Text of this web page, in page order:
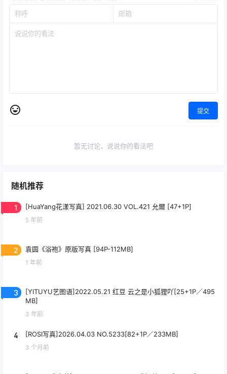
提交
暂无讨论，说说你的看法吧
随机推荐
1 [HuaYang花漾写真] 2021.06.30 VOL.421 允爾 [47+1P]
5 年前
2 袁圆《浴袍》原版写真 [94P-112MB]
1 年前
3
[YITUYU艺图语]2022.05.21 红豆 云之是小狐狸吖[25+1P／495
MB]
3 年前
4 [ROSI写真]2026.04.03 NO.5233[82+1P／233MB]
3 个月前